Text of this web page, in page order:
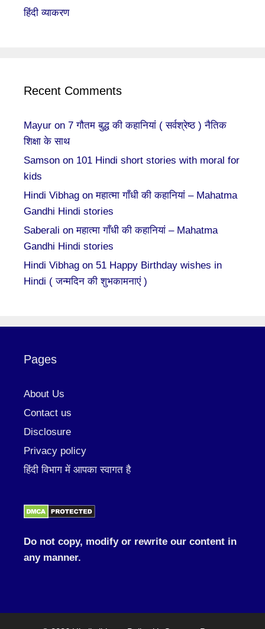
हिंदी व्याकरण
Recent Comments
Mayur on 7 गौतम बुद्ध की कहानियां ( सर्वश्रेष्ठ ) नैतिक
शिक्षा के साथ
Samson on 101 Hindi short stories with moral for
kids
Hindi Vibhag onमहात्मा गाँधी की कहानियां – Mahatma
Gandhi Hindi stories
Saberali onमहात्मा गाँधी की कहानियां – Mahatma
Gandhi Hindi stories
Hindi Vibhag on 51 Happy Birthday wishes in
Hindi ( जन्मदिन की शुभकामनाएं )
Pages
About Us
Contact us
Disclosure
Privacy policy
हिंदी विभाग में आपका स्वागत है
Do not copy, modify or rewrite our content in
any manner.